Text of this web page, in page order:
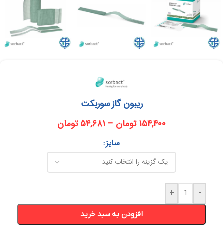
ریبون گاز سوربکت
۱۵۴,۴۰۰ تومان – ۵۴,۶۸۱ تومان
سایز
-
+
افزودن به سبد خرید